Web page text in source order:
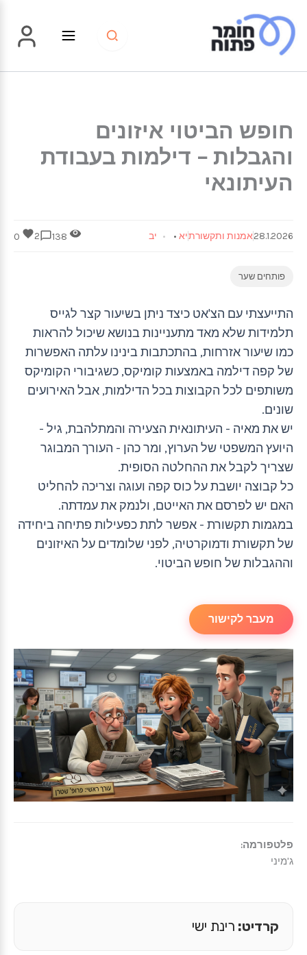
לתוכן
חופש הביטוי איזונים
והגבלות – דילמות בעבודת
העיתונאי
28.1.2026אמנות ותקשורתיא • יב 2
פותחים שער
התייעצתי עם הצ'אט כיצד ניתן בשיעור קצר לגייס
תלמידות שלא מאד מתעניינות בנושא שיכול להראות
כמו שיעור אזרחות, בהתכתבות בינינו עלתה האפשרות
של קפה דילמה באמצעות קומיקס, כשגיבורי הקומיקס
משותפים לכל הקבוצות בכל הדילמות, אבל האירועים
שונים.
יש את מאיה - העיתונאית הצעירה והמתלהבת, גיל -
היועץ המשפטי של הערוץ, ומר כהן - העורך המבוגר
שצריך לקבל את ההחלטה הסופית.
כל קבוצה יושבת על כוס קפה ועוגה וצריכה להחליט
האם יש לפרסם את האייטם, ולנמק את עמדתה.
במגמות תקשורת - אפשר לתת כפעילות פתיחה ביחידה
של תקשורת ודמוקרטיה, לפני שלומדים על האיזונים
וההגבלות של חופש הביטוי.
מעבר לקישור
פלטפורמה:
ג'מיני
קרדיט: רינת ישי